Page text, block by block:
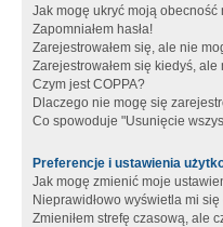
Jak mogę ukryć moją obecność
Zapomniałem hasła!
Zarejestrowałem się, ale nie
Zarejestrowałem się kiedyś,
Czym jest COPPA?
Dlaczego nie mogę się
Co spowoduje "Usunięcie
Preferencje i ustawienia
Jak mogę zmienić moje
Nieprawidłowo wyświetla mi
Zmieniłem strefę czasową, ale